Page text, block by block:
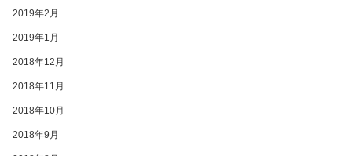
2019年2月
2019年1月
2018年12月
2018年11月
2018年10月
2018年9月